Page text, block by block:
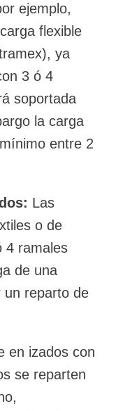
ejemplo,
flexible
ya
3 ó 4
soportada
la carga
entre 2
Las
o de
4 ramales
de una
un reparto de
en izados con
se reparten